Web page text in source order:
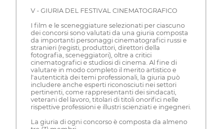
V - GIURIA DEL FESTIVAL CINEMATOGRAFICO
I film e le sceneggiature selezionati per ciascuno
dei concorsi sono valutati da una giuria composta
da importanti personaggi cinematografici russi e
stranieri (registi, produttori, direttori della
fotografia, sceneggiatori), oltre a critici
cinematografici e studiosi di cinema. Al fine di
valutare in modo completo il merito artistico e
l'autenticità dei temi professionali, la giuria può
includere anche esperti riconosciuti nei settori
pertinenti, come rappresentanti dei sindacati,
veterani del lavoro, titolari di titoli onorifici nelle
rispettive professioni e illustri scienziati e ingegneri.
La giuria di ogni concorso è composta da almeno